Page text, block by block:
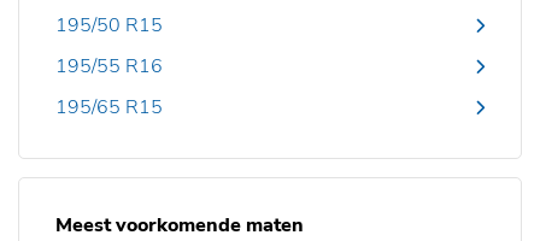
195/50 R15
195/55 R16
195/65 R15
Meest voorkomende maten